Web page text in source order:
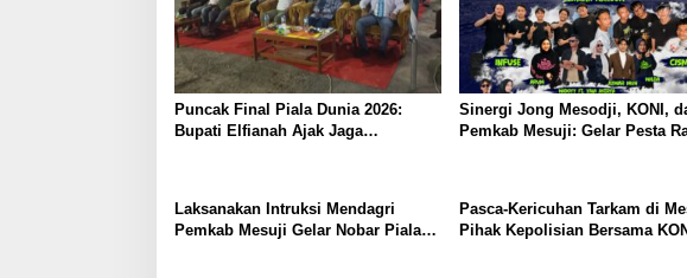
Puncak Final Piala Dunia 2026:
Bupati Elfianah Ajak Jaga
Sinergi Jong Mesodji, KONI,
Pemkab Mesuji: Gelar Pesta
Laksanakan Intruksi Mendagri
Pemkab Mesuji Gelar Nobar Piala
​Pasca-Kericuhan Tarkam di
Pihak Kepolisian Bersama